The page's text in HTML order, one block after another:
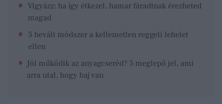
Vigyázz: ha így étkezel, hamar fáradtnak érezheted
magad
5 bevált módszer a kellemetlen reggeli lehelet
ellen
Jól működik az anyagcseréd? 5 meglepő jel, ami
arra utal, hogy baj van